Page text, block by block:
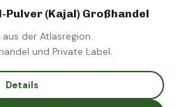
(Kajal) Großhandel
der Atlasregion.
und Private Label.
Details